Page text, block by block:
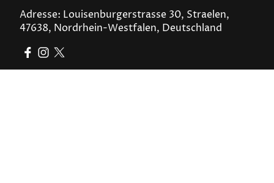
Adresse: Louisenburgerstrasse 30, Straelen,
47638, Nordrhein-Westfalen, Deutschland